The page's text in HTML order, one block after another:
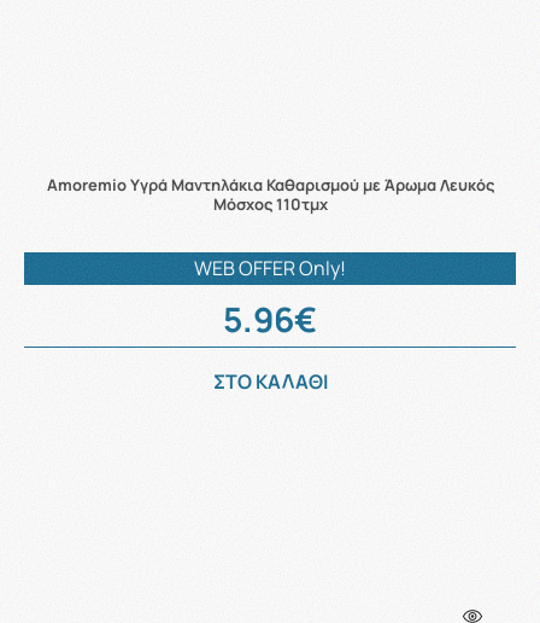
Αmoremio Υγρά Μαντηλάκια Καθαρισμού με Άρωμα Λευκός
Μόσχος 110τμχ
WEB OFFER Only!
5.96€
ΣΤΟ ΚΑΛΑΘΙ